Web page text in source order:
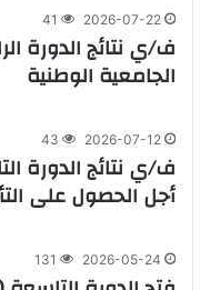
2026-07-22
41
الجامعية الوطنية
2026-07-12
43
ف/ي نتائج الدورة
أجل الحصول على
2026-05-24
131